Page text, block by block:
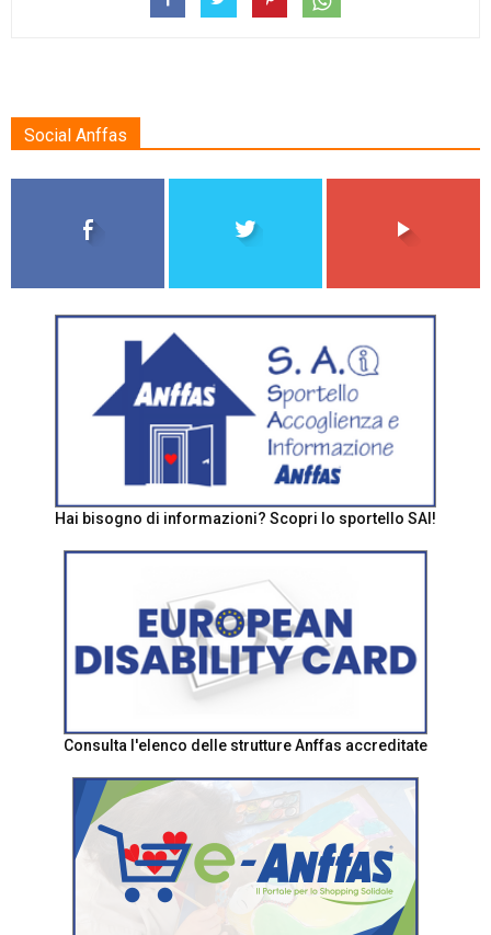
Social Anffas
Hai bisogno di informazioni? Scopri lo sportello SAI!
Consulta l'elenco delle strutture Anffas accreditate